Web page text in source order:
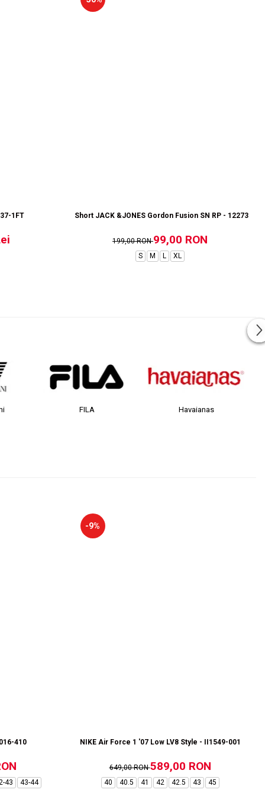
1FT Short JACK &JONES Gordon Fusion SN RP - 12273304-
199,00 RON99,00 RON
S M L XL
Havaianas JACK &JONES
410
43 43-44
-9%
NIKE Air Force 1 '07 Low LV8 Style - II1549-001
649,00 RON589,00 RON
40 40.5 41 42 42.5 43 45